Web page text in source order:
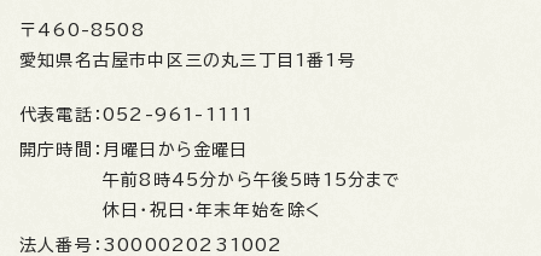
〒460-8508
愛知県名古屋市中区三の丸三丁目1番1号
代表電話： 052-961-1111
開庁時間： 月曜日から金曜日
午前8時45分から午後5時15分まで
休日・祝日・年末年始を除く
法人番号： 3000020231002